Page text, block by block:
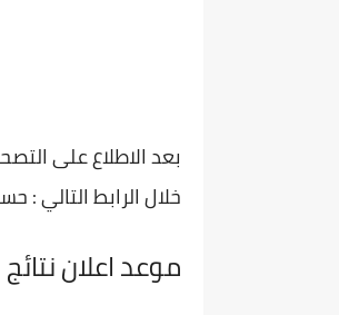
خلال الرابط التالي :
موعد اعلان